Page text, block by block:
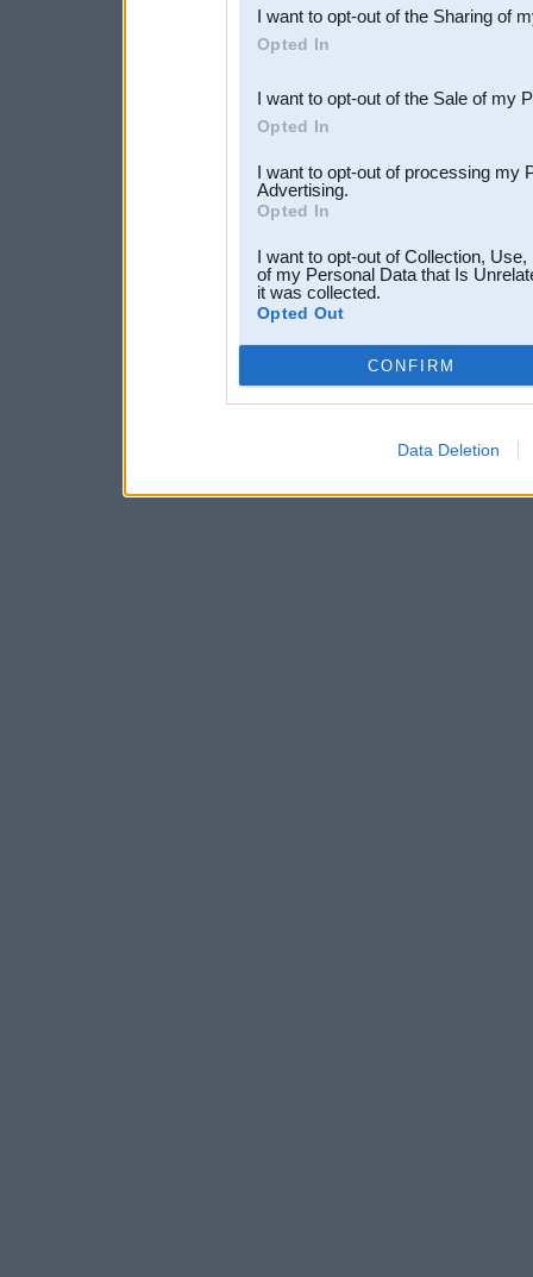
Downstream Participants
third parties.
I want to opt-out of the Sharing of
Opted In
I want to opt-out of the Sale of my
Opted In
I want to opt-out of processing my
Advertising.
Opted In
I want to opt-out of Collection,
of my Personal Data that Is
it was collected.
Opted Out
CONFIRM
Data Deletion